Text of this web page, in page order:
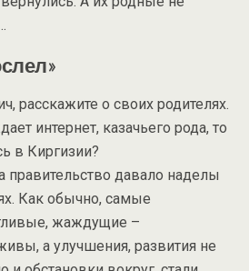
расскажите о своих родителях.
интернет, казачьего рода, то
в Киргизии?
правительство давало наделы
Как обычно, самые
жаждущие –
а улучшения, развития не